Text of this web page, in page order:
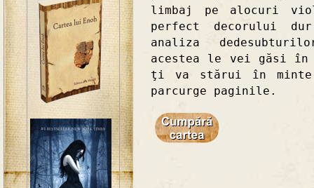
limbaj pe alocuri
perfect decorului
analiza
acestea le vei găsi
ţi va stărui în minte
parcurge paginile.